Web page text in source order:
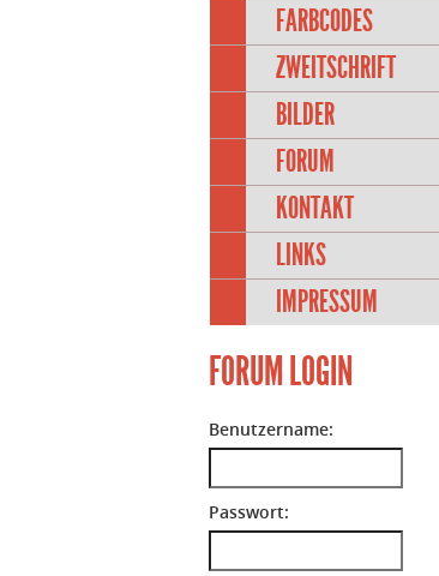
FARBCODES
ZWEITSCHRIFT
BILDER
FORUM
KONTAKT
LINKS
IMPRESSUM
FORUM LOGIN
Benutzername:
Passwort: